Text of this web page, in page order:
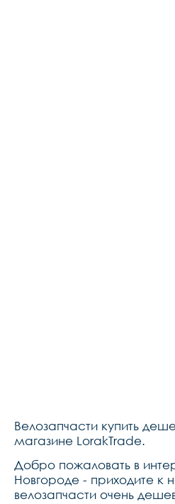
Велозапчасти купить
магазине LorakTrade.
Добро пожаловать в
Новгороде - приходите
велозапчасти очень